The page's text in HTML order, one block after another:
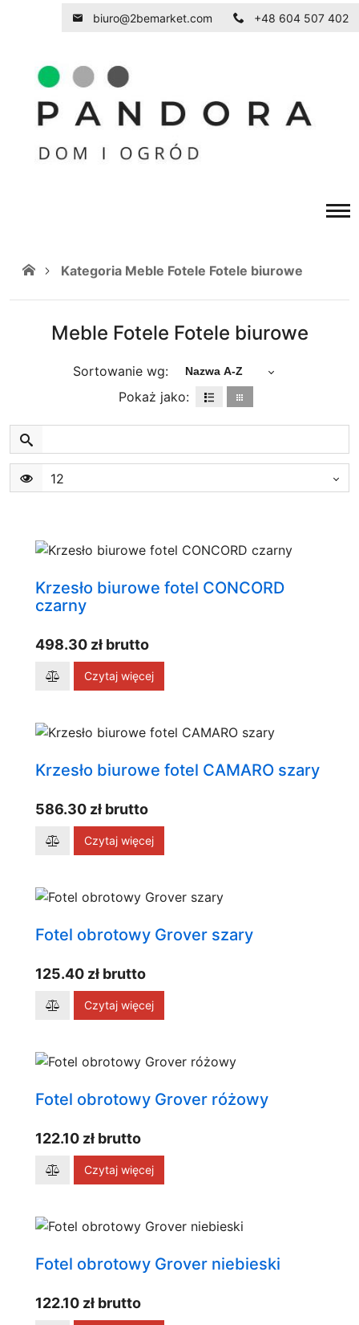
biuro@2bemarket.com +48 604 507 402
Kategoria Meble Fotele Fotele biurowe
Meble Fotele Fotele biurowe
Sortowanie wg: Nazwa A-Z
Pokaż jako:
12
Krzesło biurowe fotel CONCORD
czarny
498.30 zł brutto
Czytaj więcej
Krzesło biurowe fotel CAMARO szary
586.30 zł brutto
Czytaj więcej
Fotel obrotowy Grover szary
125.40 zł brutto
Czytaj więcej
Fotel obrotowy Grover różowy
122.10 zł brutto
Czytaj więcej
Fotel obrotowy Grover niebieski
122.10 zł brutto